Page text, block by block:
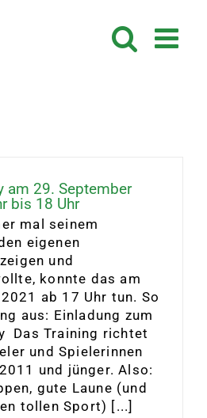
am 29. September
bis 18 Uhr
mal seinem
eigenen
und
konnte das am
ab 17 Uhr tun. So
aus: Einladung zum
Das Training richtet
und Spielerinnen
und jünger. Also:
gute Laune (und
tollen Sport) [...]